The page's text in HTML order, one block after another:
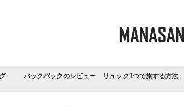
バックパックのレビュー リュック1つで旅する方法